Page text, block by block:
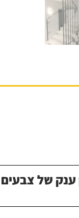
ענק של צבעים